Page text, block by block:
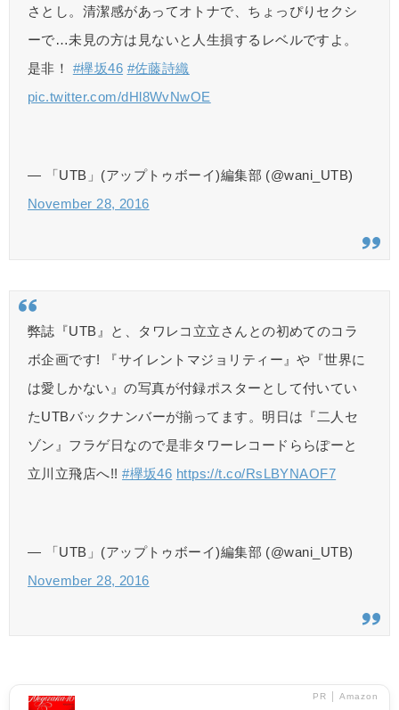
さとし。清潔感があってオトナで、ちょっぴりセクシ
ーで…未見の方は見ないと人生損するレベルですよ。
是非！ #欅坂46 #佐藤詩織
pic.twitter.com/dHl8WvNwOE
— 「UTB」(アップトゥボーイ)編集部 (@wani_UTB)
November 28, 2016
弊誌『UTB』と、タワレコ立立さんとの初めてのコラ
ボ企画です! 『サイレントマジョリティー』や『世界に
は愛しかない』の写真が付録ポスターとして付いてい
たUTBバックナンバーが揃ってます。明日は『二人セ
ゾン』フラゲ日なので是非タワーレコードららぽーと
立川立飛店へ!!#欅坂46 https://t.co/RsLBYNAOF7
— 「UTB」(アップトゥボーイ)編集部 (@wani_UTB)
November 28, 2016
PR │ Amazon